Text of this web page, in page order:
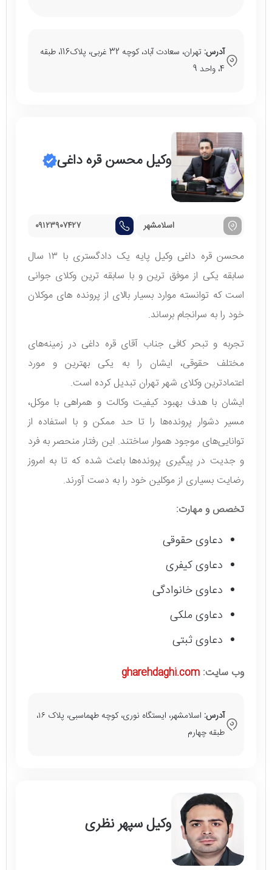
آدرس:
تهران، سعادت آباد، کوچه 32 غربی، پلاک116، طبقه
4، واحد 9
وکیل محسن قره داغی
اسلامشهر ۰۹۱۲۳۹۰۷۴۲۷
محسن قره داغی وکیل پایه یک دادگستری با ۱۳ سال
سابقه یکی از موفق ترین و با سابقه ترین وکلای جوانی
است که توانسته موارد بسیار بالای از پرونده های موکلان
خود را به سرانجام برساند.
تجربه و تبحر کافی جناب آقای قره داغی در زمینه‌های
مختلف حقوقی، ایشان را به یکی بهترین و مورد
اعتمادترین وکلای شهر تهران تبدیل کرده است.
ایشان با هدف بهبود کیفیت وکالت و همراهی با موکل،
مسیر دشوار پرونده‌ها را تا حد ممکن و با استفاده از
توانایی‌های موجود هموار ساختند. این رفتار منحصر به فرد
و جدیت در پیگیری پرونده‌ها باعث شده که تا به امروز
رضایت بسیاری از موکلین خود را به دست آورند.
تخصص و مهارت:
دعاوی حقوقی
دعاوی کیفری
دعاوی خانوادگی
دعاوی ملکی
دعاوی ثبتی
وب سایت: gharehdaghi.com
آدرس:
اسلامشهر، ایستگاه نوری، کوچه طهماسبی، پلاک ۱۶،
طبقه چهارم
وکیل سپهر نظری